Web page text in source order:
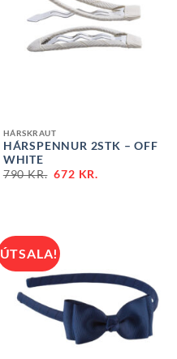
HÁRSKRAUT
HÁRSPENNUR 2STK – OFF
WHITE
790KR. 672 KR.
ÚTSALA!